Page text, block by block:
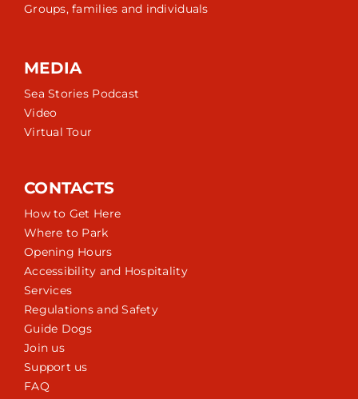
Groups, families and individuals
MEDIA
Sea Stories Podcast
Video
Virtual Tour
CONTACTS
How to Get Here
Where to Park
Opening Hours
Accessibility and Hospitality
Services
Regulations and Safety
Guide Dogs
Join us
Support us
FAQ